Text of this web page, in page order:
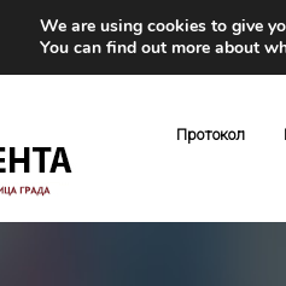
Протокол
We are using cookies to give
You can find out more about